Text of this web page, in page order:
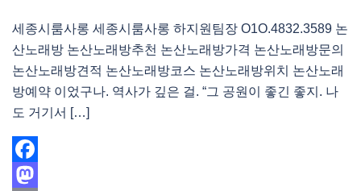
세종시룸사롱 세종시룸사롱 하지원팀장 O1O.4832.3589 논
산노래방 논산노래방추천 논산노래방가격 논산노래방문의
논산노래방견적 논산노래방코스 논산노래방위치 논산노래
방예약 이었구나. 역사가 깊은 걸. “그 공원이 좋긴 좋지. 나
도 거기서 […]
Facebook